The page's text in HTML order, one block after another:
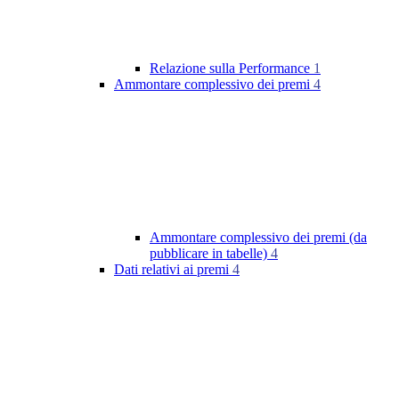
Relazione sulla Performance 1
Ammontare complessivo dei premi 4
Ammontare complessivo dei premi (da
pubblicare in tabelle) 4
Dati relativi ai premi 4